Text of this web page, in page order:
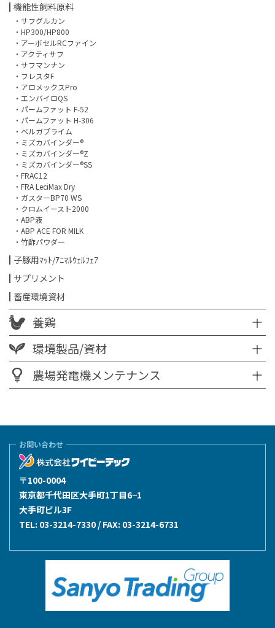
機能性飼料原料
・サフグルカン
・HP300/HP800
・アーボセルRCファイン
・アクティサフ
・サフマンナン
・フレスタF
・アロメックスPro
・エンバイロQS
・パームファット F-52
・パームファット H-306
・ベルガプライム
・ミズカバインダー®
・ミズカバインダー®Z
・ミズカバインダー®SS
・FRAC12
・FRA LeciMax Dry
・ガスターBP70 WS
・クロムイースト2000
・ABP液
・ABP ACE FOR MILK
・竹酢パウダー
子豚用ﾏｯﾄ/ｱﾆﾏﾙｳｪﾙﾌｪｱ
サプリメント
畜産環境資材
養鶏
環境製品/資材
農場発電機メンテナンス
お問い合わせ
〒100-0004
東京都千代田区大手町1丁目6−1
大手町ビル3F
TEL: 03-3214-7330 / FAX: 03-3214-6731